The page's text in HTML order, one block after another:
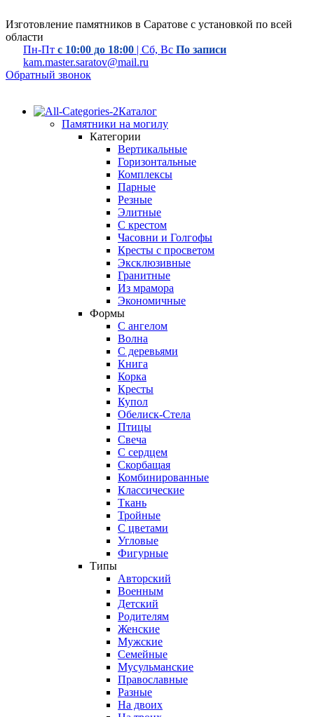
Изготовление памятников в Саратове с установкой по всей
области
Пн-Пт с 10:00 до 18:00 | Сб, Вс По записи
kam.master.saratov@mail.ru
Обратный звонок
Каталог
Памятники на могилу
Категории
Вертикальные
Горизонтальные
Комплексы
Парные
Резные
Элитные
С крестом
Часовни и Голгофы
Кресты с просветом
Эксклюзивные
Гранитные
Из мрамора
Экономичные
Формы
С ангелом
Волна
С деревьями
Книга
Корка
Кресты
Купол
Обелиск-Стела
Птицы
Свеча
С сердцем
Скорбащая
Комбинированные
Классические
Ткань
Тройные
С цветами
Угловые
Фигурные
Типы
Авторский
Военным
Детский
Родителям
Женские
Мужские
Семейные
Мусульманские
Православные
Разные
На двоих